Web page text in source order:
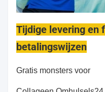
Tijdige levering en
betalingswijzen
Gratis monsters voor